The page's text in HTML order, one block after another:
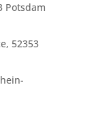
Potsdam
52353